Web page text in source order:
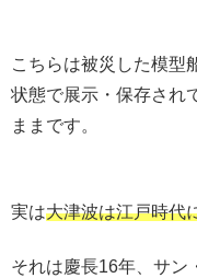
こちらは被災した模型
状態で展示・保存され
ままです。
実は大津波は江戸時代
それは慶長16年、サン